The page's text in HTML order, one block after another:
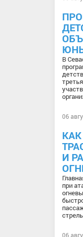
В
06
И
при
06